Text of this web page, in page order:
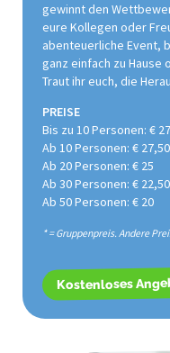
gewinnt den
eure Kollegen oder
abenteuerliche Event,
ganz einfach zu Hause
Traut ihr euch, die
PREISE
Bis zu 10 Personen: €
Ab 10 Personen: € 27,50
Ab 20 Personen: € 25
Ab 30 Personen: € 22,50
Ab 50 Personen: € 20
* = Gruppenpreis. Andere
Kostenloses